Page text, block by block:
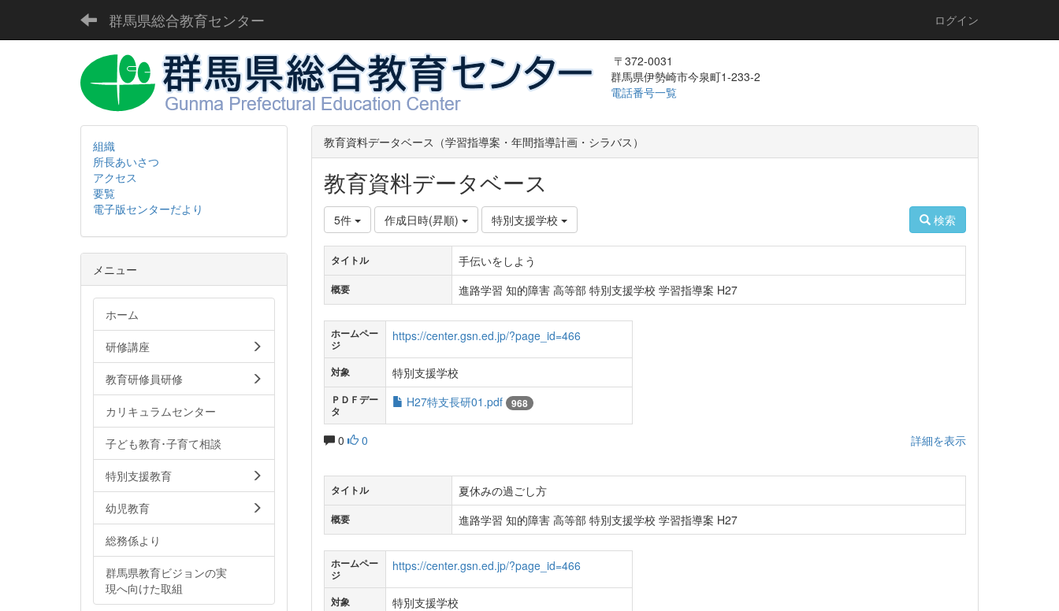
群馬県総合教育センター ログイン
〒372-0031
群馬県伊勢崎市今泉町1-233-2
電話番号一覧
教育資料データベース（学習指導案・年間指導計画・シラバス）
教育資料データベース
5件 作成日時(昇順) 特別支援学校 検索
タイトル 手伝いをしよう
概要 進路学習 知的障害 高等部 特別支援学校 学習指導案 H27
ホームペー
ジ
https://center.gsn.ed.jp/?page_id=466
対象 特別支援学校
ＰＤＦデー
タ
H27特支長研01.pdf 968
0 0 詳細を表示
タイトル 夏休みの過ごし方
概要 進路学習 知的障害 高等部 特別支援学校 学習指導案 H27
ホームペー
ジ
https://center.gsn.ed.jp/?page_id=466
対象 特別支援学校
組織
所長あいさつ
アクセス
要覧
電子版センターだより
メニュー
ホーム
研修講座
教育研修員研修
カリキュラムセンター
子ども教育･子育て相談
特別支援教育
幼児教育
総務係より
群馬県教育ビジョンの実
現へ向けた取組